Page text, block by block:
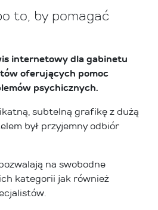
to, by pomagać
internetowy dla gabinetu
oferujących pomoc
psychicznych.
subtelną grafikę z dużą
był przyjemny odbiór
na swobodne
kategorii jak również